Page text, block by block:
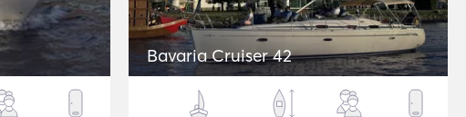
Bavaria Cruiser 42